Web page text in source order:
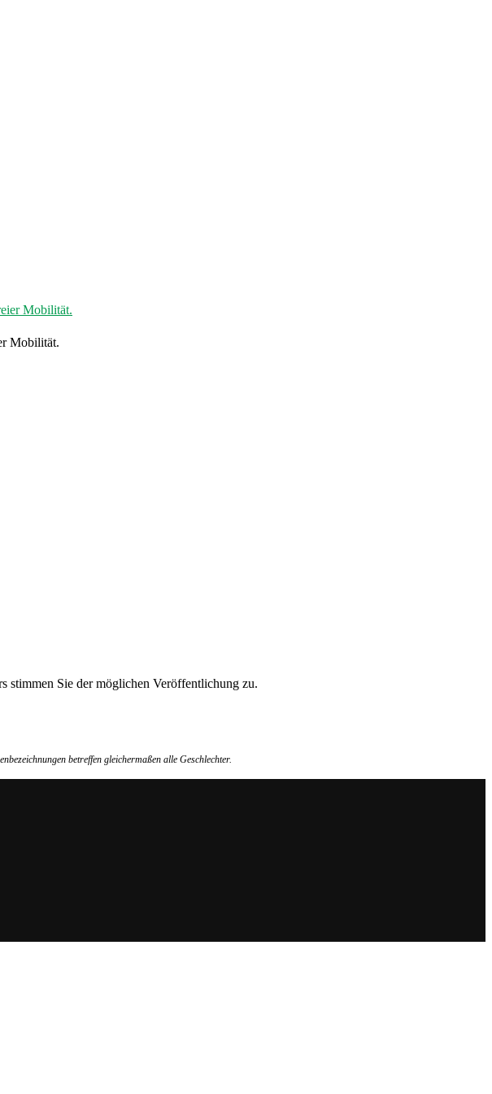
Mobilität.
stimmen Sie der möglichen Veröffentlichung zu.
betreffen gleichermaßen alle Geschlechter.